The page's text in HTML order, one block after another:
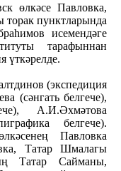
өлкәсе Павловка,
пунктларында
исемендәге
тарафыннан
үткәрелде.
(экспедиция
(сәнгать белгече),
А.И.Әхмәтова
белгече).
Павловка
Татар Шмалагы
Татар Сайманы,